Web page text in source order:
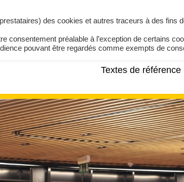
Textes de référence
des cookies et autres traceurs à des fins
consentement préalable à l’exception de certains
pouvant être regardés comme exempts de